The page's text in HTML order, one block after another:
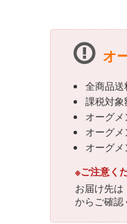
オ
全商品送
課税対象
オーグ
オーグメ
オーグ
※ご注意く
お届け先
からご確認